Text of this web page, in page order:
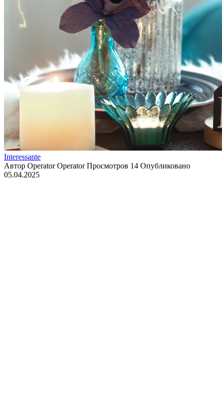
Interessante
Автор Operator Operator Просмотров 14 Опубликовано
05.04.2025